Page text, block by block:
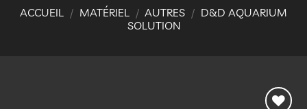
ACCUEIL / MATÉRIEL / AUTRES / D&D AQUARIUM
SOLUTION